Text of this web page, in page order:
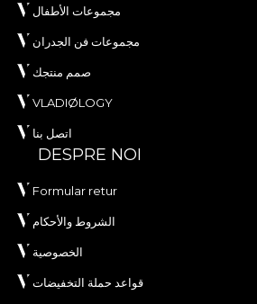
مجموعات الأطفال
مجموعات فن الجدران
صمم منتجك
VLADIØLOGY
اتصل بنا
DESPRE NOI
Formular retur
الشروط والأحكام
الخصوصية
قواعد حملة التخفيضات